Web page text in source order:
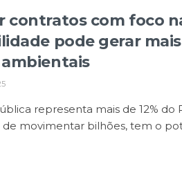
contratos com foco
pode gerar
representa mais de 12% do
de movimentar bilhões, tem o